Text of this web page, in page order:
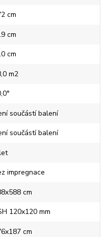
cm
cm
cm
m2
součástí balení
součástí balení
impregnace
cm
120x120 mm
cm